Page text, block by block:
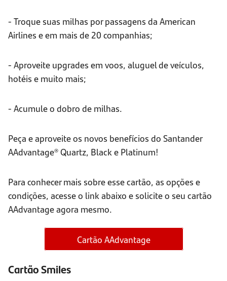
- Troque suas milhas por passagens da American
Airlines e em mais de 20 companhias;
- Aproveite upgrades em voos, aluguel de veículos,
hotéis e muito mais;
- Acumule o dobro de milhas.
Peça e aproveite os novos benefícios do Santander
AAdvantage® Quartz, Black e Platinum!
Para conhecer mais sobre esse cartão, as opções e
condições, acesse o link abaixo e solicite o seu cartão
AAdvantage agora mesmo.
Cartão AAdvantage
Cartão Smiles